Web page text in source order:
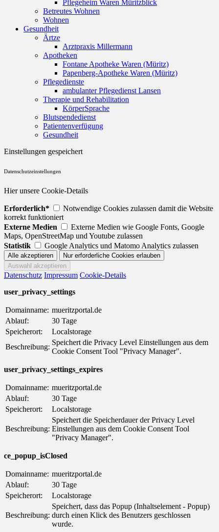
Pflegeheim Waren Müritzblick
Betreutes Wohnen
Wohnen
Gesundheit
Ärtze
Arztpraxis Millermann
Apotheken
Fontane Apotheke Waren (Müritz)
Papenberg-Apotheke Waren (Müritz)
Pflegedienste
ambulanter Pflegedienst Lansen
Therapie und Rehabilitation
KörperSprache
Blutspendedienst
Patientenverfügung
Gesundheit
Einstellungen gespeichert
Datenschutzeinstellungen
Hier unsere Cookie-Details
Erforderlich*
Notwendige Cookies zulassen damit die Website
korrekt funktioniert
Externe Medien
Externe Medien wie Google Fonts, Google
Maps, OpenStreetMap und Youtube zulassen
Statistik
Google Analytics und Matomo Analytics zulassen
Datenschutz Impressum Cookie-Details
user_privacy_settings
Domainname: mueritzportal.de
Ablauf:
30 Tage
Speicherort:
Localstorage
Beschreibung:
Speichert die Privacy Level Einstellungen aus dem
Cookie Consent Tool "Privacy Manager".
user_privacy_settings_expires
Domainname: mueritzportal.de
Ablauf:
30 Tage
Speicherort:
Localstorage
Beschreibung:
Speichert die Speicherdauer der Privacy Level
Einstellungen aus dem Cookie Consent Tool
"Privacy Manager".
ce_popup_isClosed
Domainname: mueritzportal.de
Ablauf:
30 Tage
Speicherort:
Localstorage
Beschreibung:
Speichert, dass das Popup (Inhaltselement - Popup)
durch einen Klick des Benutzers geschlossen
wurde.